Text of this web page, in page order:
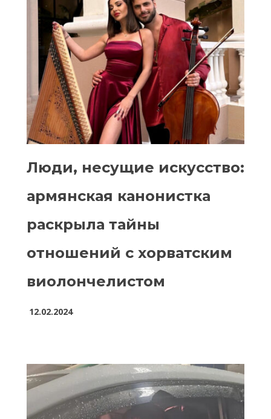
Люди, несущие искусство:
армянская канонистка
раскрыла тайны
отношений с хорватским
виолончелистом
12.02.2024